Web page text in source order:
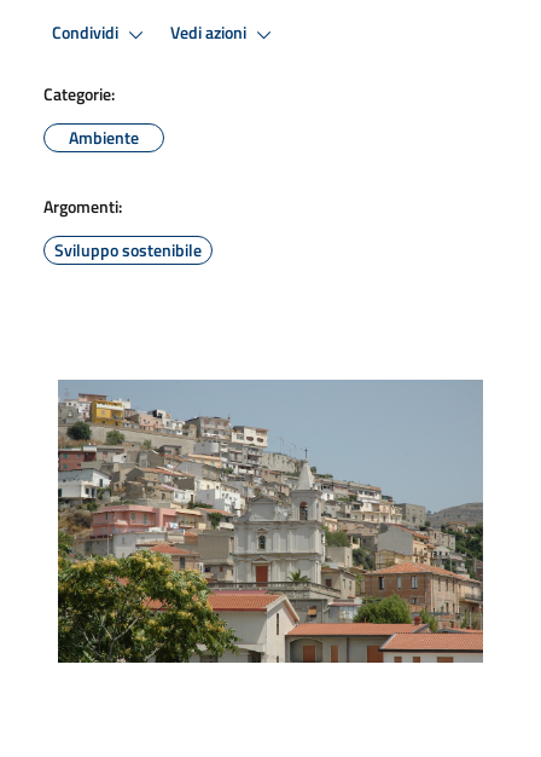
Condividi Vedi azioni
Categorie:
Ambiente
Argomenti:
Sviluppo sostenibile